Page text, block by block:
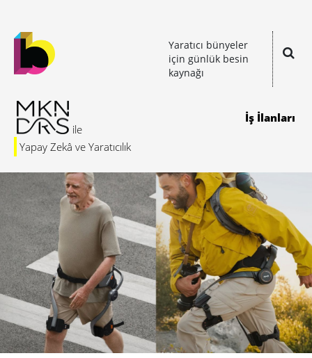
Yaratıcı bünyeler
için günlük besin
kaynağı
Yapay Zekâ ve Yaratıcılık
İş İlanları